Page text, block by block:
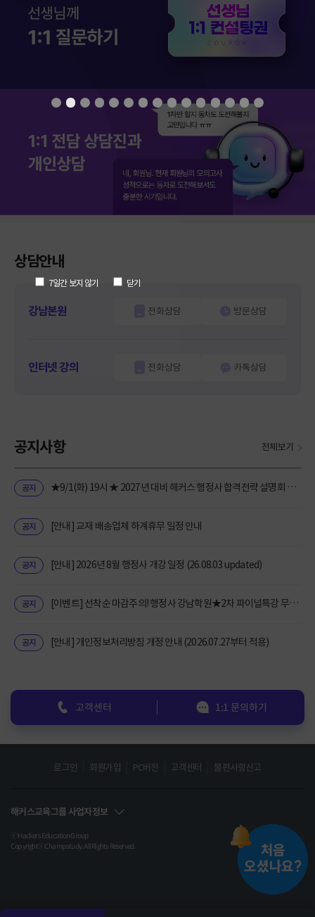
상담안내
강남본원 전화상담 방문상담
인터넷 강의 전화상담 카톡상담
공지사항 전체보기
공지 ★9/1(화) 19시 ★ 2027년 대비 해커스 행정사 합격전략 설명회 참석자 치킨 100% 제공!
공지 [안내] 교재 배송업체 하계휴무 일정 안내
공지 [안내] 2026년 8월 행정사 개강 일정 (26.08.03 updated)
공지 [이벤트] 선착순 마감주의! 행정사 강남학원★2차 파이널특강 무료★
공지 [안내] 개인정보처리방침 개정 안내 (2026.07.27부터 적용)
고객센터 1:1 문의하기
로그인 회원가입 PC버전 고객센터 불편사항신고
해커스교육그룹 사업자정보
ⓒ Hackers Education Group
CopyrightⓒChampstudy. All Rights Reserved.
온라인 고객센터 : 1588-2332 | 이메일: land@pass.com | FAX : (02)596-5109
신고(제 원-140호)
7일간 보지 않기 닫기